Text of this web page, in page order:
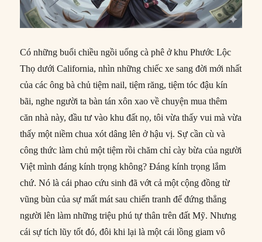
Có những buổi chiều ngồi uống cà phê ở khu Phước Lộc
Thọ dưới California, nhìn những chiếc xe sang đời mới nhất
của các ông bà chủ tiệm nail, tiệm răng, tiệm tóc đậu kín
bãi, nghe người ta bàn tán xôn xao về chuyện mua thêm
căn nhà này, đầu tư vào khu đất nọ, tôi vừa thấy vui mà vừa
thấy một niềm chua xót dâng lên ở hậu vị. Sự cần cù và
công thức làm chủ một tiệm rồi chăm chỉ cày bừa của người
Việt mình đáng kính trọng không? Đáng kính trọng lắm
chứ. Nó là cái phao cứu sinh đã vớt cả một cộng đồng từ
vũng bùn của sự mất mát sau chiến tranh để đứng thẳng
người lên làm những triệu phú tự thân trên đất Mỹ. Nhưng
cái sự tích lũy tốt đó, đôi khi lại là một cái lồng giam vô